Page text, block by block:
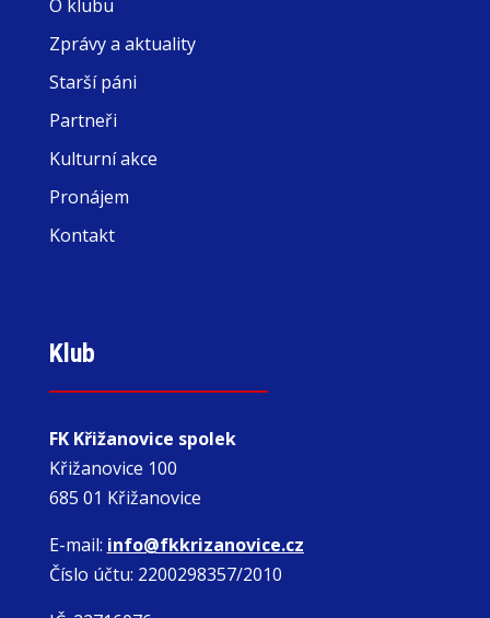
O klubu
Zprávy a aktuality
Starší páni
Partneři
Kulturní akce
Pronájem
Kontakt
Klub
FK Křižanovice spolek
Křižanovice 100
685 01 Křižanovice
E-mail: info@fkkrizanovice.cz
Číslo účtu: 2200298357/2010